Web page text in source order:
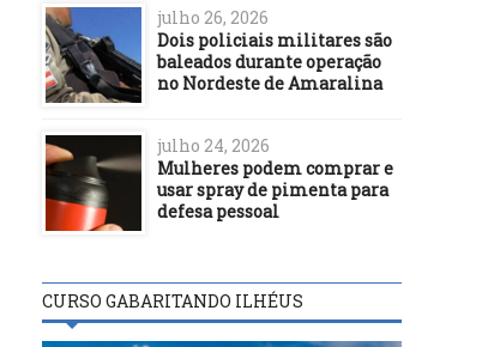
julho 26, 2026
Dois policiais militares são
baleados durante operação
no Nordeste de Amaralina
julho 24, 2026
Mulheres podem comprar e
usar spray de pimenta para
defesa pessoal
CURSO GABARITANDO ILHÉUS